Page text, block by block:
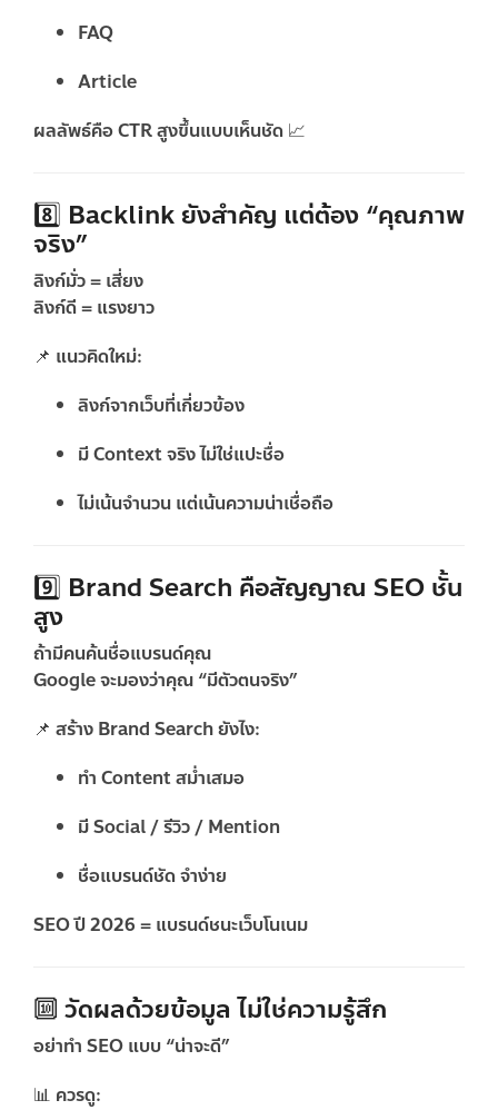
FAQ
Article
ผลลัพธ์คือ CTR สูงขึ้นแบบเห็นชัด 📈
8️⃣ Backlink ยังสำคัญ แต่ต้อง “คุณภาพ
จริง”
ลิงก์มั่ว = เสี่ยง
ลิงก์ดี = แรงยาว
📌 แนวคิดใหม่:
ลิงก์จากเว็บที่เกี่ยวข้อง
มี Context จริง ไม่ใช่แปะชื่อ
ไม่เน้นจำนวน แต่เน้นความน่าเชื่อถือ
9️⃣ Brand Search คือสัญญาณ SEO ชั้น
สูง
ถ้ามีคนค้นชื่อแบรนด์คุณ
Google จะมองว่าคุณ “มีตัวตนจริง”
📌 สร้าง Brand Search ยังไง:
ทำ Content สม่ำเสมอ
มี Social / รีวิว / Mention
ชื่อแบรนด์ชัด จำง่าย
SEO ปี 2026 = แบรนด์ชนะเว็บโนเนม
🔟 วัดผลด้วยข้อมูล ไม่ใช่ความรู้สึก
อย่าทำ SEO แบบ “น่าจะดี”
📊 ควรดู: